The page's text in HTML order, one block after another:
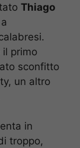
Thiago
primo
sconfitto
un altro
in
troppo,